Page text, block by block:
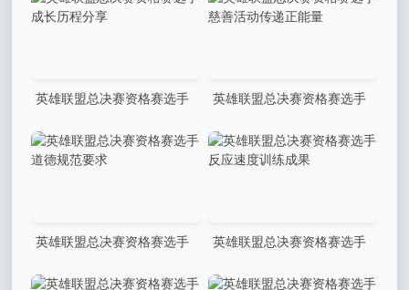
准艺术
完美融合
英雄联盟总决赛资格赛选手
成长历程分享
英雄联盟总决赛资格赛选手
慈善活动传递正能量
英雄联盟总决赛资格赛选手
道德规范要求
英雄联盟总决赛资格赛选手
反应速度训练成果